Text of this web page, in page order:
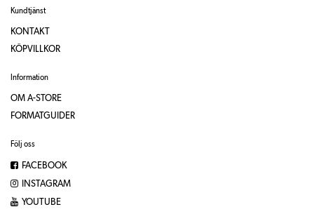
Kundtjänst
KONTAKT
KÖPVILLKOR
Information
OM A-STORE
FORMATGUIDER
Följ oss
FACEBOOK
INSTAGRAM
YOUTUBE